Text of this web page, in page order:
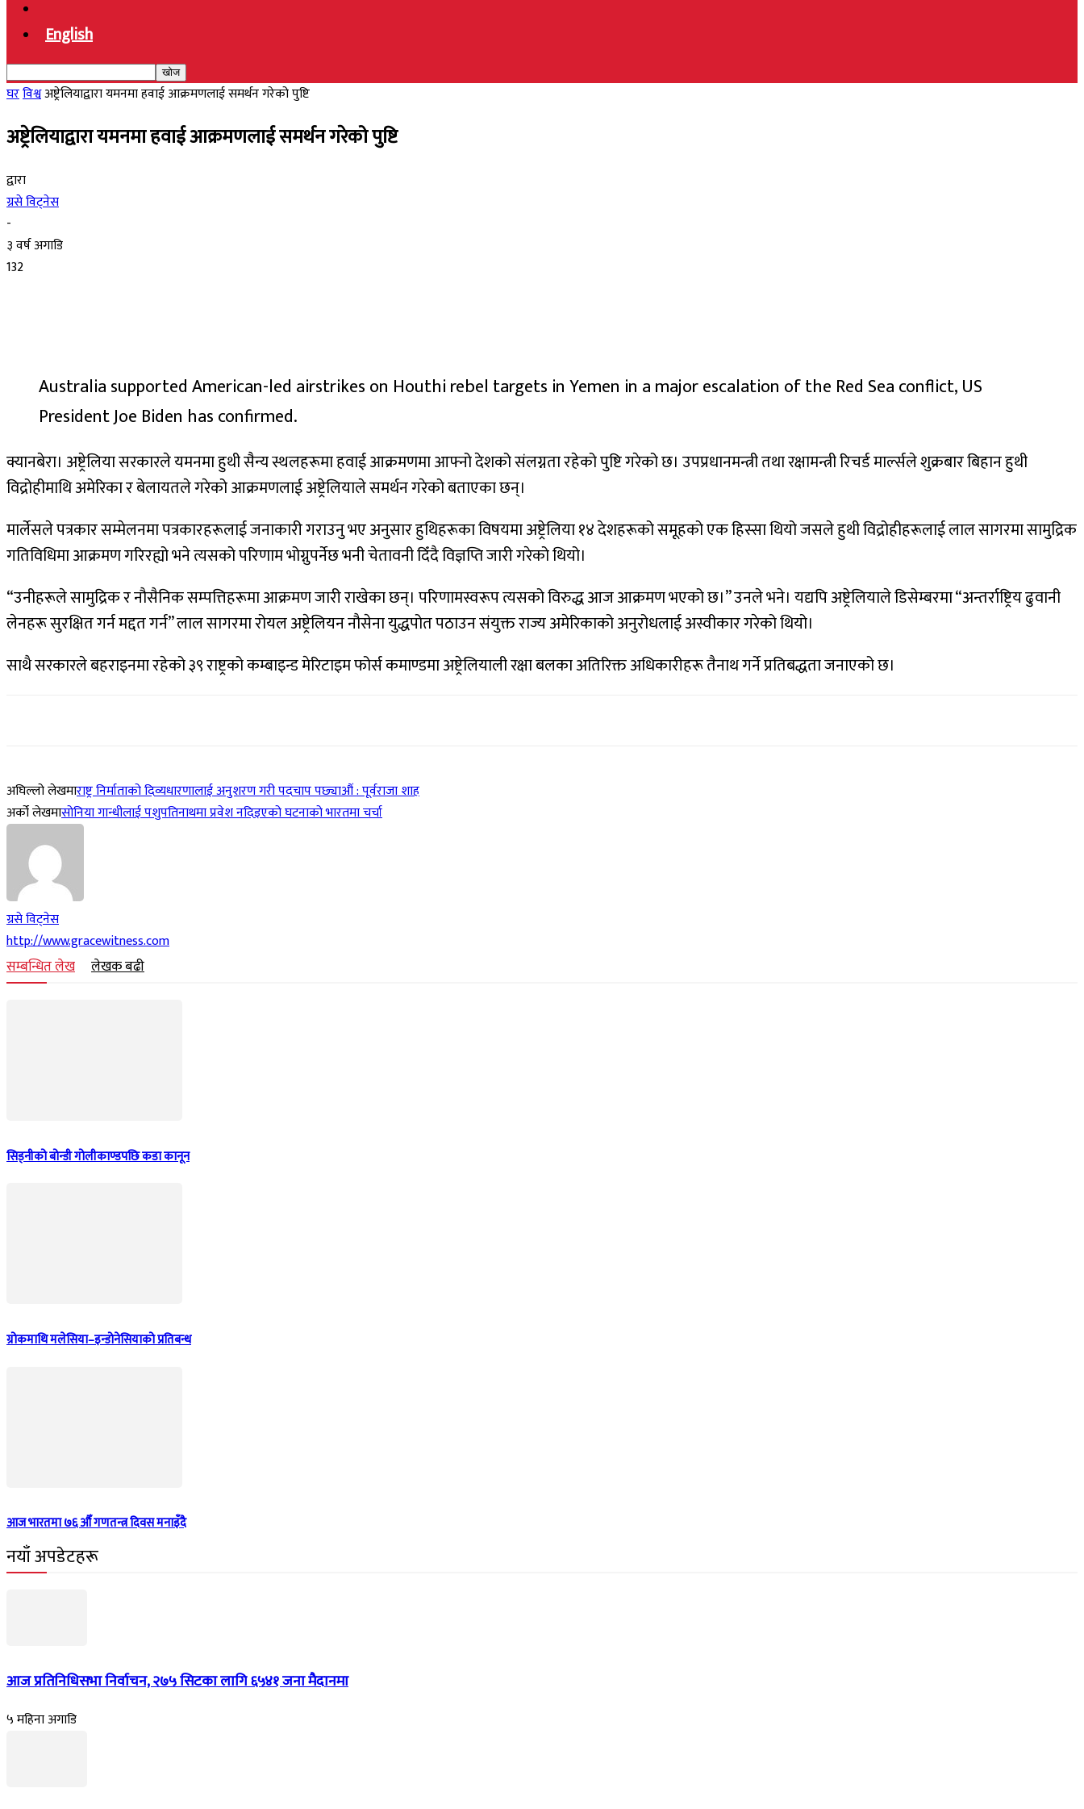
English
घरविश्वअष्ट्रेलियाद्वारा यमनमा हवाई आक्रमणलाई समर्थन गरेको पुष्टि
अष्ट्रेलियाद्वारा यमनमा हवाई आक्रमणलाई समर्थन गरेको पुष्टि
द्वारा
ग्रसे विट्नेस
-
३ वर्ष अगाडि
132
Australia supported American-led airstrikes on Houthi rebel targets in Yemen in a major escalation of the Red Sea conflict, US
President Joe Biden has confirmed.
क्यानबेरा। अष्ट्रेलिया सरकारले यमनमा हुथी सैन्य स्थलहरूमा हवाई आक्रमणमा आफ्नो देशको संलग्नता रहेको पुष्टि गरेको छ। उपप्रधानमन्त्री तथा रक्षामन्त्री रिचर्ड मार्ल्सले शुक्रबार बिहान हुथी
विद्रोहीमाथि अमेरिका र बेलायतले गरेको आक्रमणलाई अष्ट्रेलियाले समर्थन गरेको बताएका छन्।
मार्लेसले पत्रकार सम्मेलनमा पत्रकारहरूलाई जनाकारी गराउनु भए अनुसार हुथिहरूका विषयमा अष्ट्रेलिया १४ देशहरूको समूहको एक हिस्सा थियो जसले हुथी विद्रोहीहरूलाई लाल सागरमा सामुद्रिक
गतिविधिमा आक्रमण गरिरह्यो भने त्यसको परिणाम भोग्नुपर्नेछ भनी चेतावनी दिँदै विज्ञप्ति जारी गरेको थियो।
“उनीहरूले सामुद्रिक र नौसैनिक सम्पत्तिहरूमा आक्रमण जारी राखेका छन्। परिणामस्वरूप त्यसको विरुद्ध आज आक्रमण भएको छ।” उनले भने। यद्यपि अष्ट्रेलियाले डिसेम्बरमा “अन्तर्राष्ट्रिय ढुवानी
लेनहरू सुरक्षित गर्न मद्दत गर्न” लाल सागरमा रोयल अष्ट्रेलियन नौसेना युद्धपोत पठाउन संयुक्त राज्य अमेरिकाको अनुरोधलाई अस्वीकार गरेको थियो।
साथै सरकारले बहराइनमा रहेको ३९ राष्ट्रको कम्बाइन्ड मेरिटाइम फोर्स कमाण्डमा अष्ट्रेलियाली रक्षा बलका अतिरिक्त अधिकारीहरू तैनाथ गर्ने प्रतिबद्धता जनाएको छ।
अघिल्लो लेखमाराष्ट्र निर्माताको दिव्यधारणालाई अनुशरण गरी पदचाप पछ्याऔं : पूर्वराजा शाह
अर्को लेखमासोनिया गान्धीलाई पशुपतिनाथमा प्रवेश नदिइएको घटनाको भारतमा चर्चा
ग्रसे विट्नेस
http://www.gracewitness.com
सम्बन्धित लेख लेखक बढी
सिड्नीको बोन्डी गोलीकाण्डपछि कडा कानून
ग्रोकमाथि मलेसिया–इन्डोनेसियाको प्रतिबन्ध
आज भारतमा ७६ औँ गणतन्त्र दिवस मनाइँदै
नयाँ अपडेटहरू
आज प्रतिनिधिसभा निर्वाचन, २७५ सिटका लागि ६५४१ जना मैदानमा
५ महिना अगाडि